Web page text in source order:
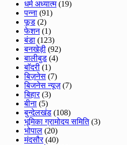
धर्म अध्यात्म(19)
पन्ना (91)
फूड (2)
फेशन(1)
बंडा (123)
बनखेड़ी (92)
बालीबुड (4)
बाॅदरी (1)
बिज़नेस (7)
बिजनेस न्यूज़(7)
बिहार(3)
बीना (5)
बुन्देलखंड (108)
भूमिका ग्रामोदय समिति(3)
भोपाल (20)
मंदसौर(40)